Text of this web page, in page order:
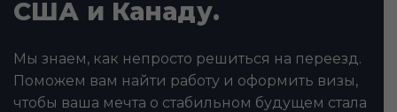
США и Канаду.
Мы знаем, как непросто решиться на переезд.
Поможем вам найти работу и оформить визы,
чтобы ваша мечта о стабильном будущем стала